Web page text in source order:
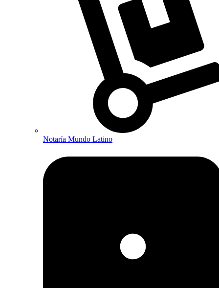
Notaría Mundo Latino